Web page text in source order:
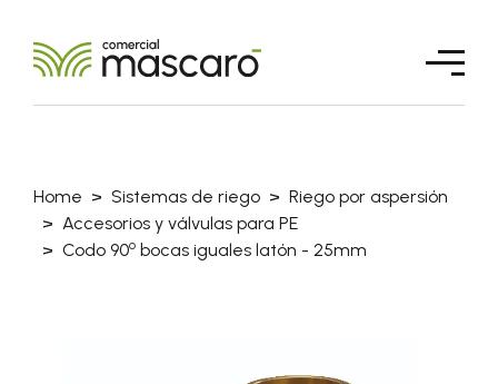
Home Sistemas de riego
Riego por aspersión
Accesorios y válvulas para PE
Codo 90o bocas iguales latón - 25mm